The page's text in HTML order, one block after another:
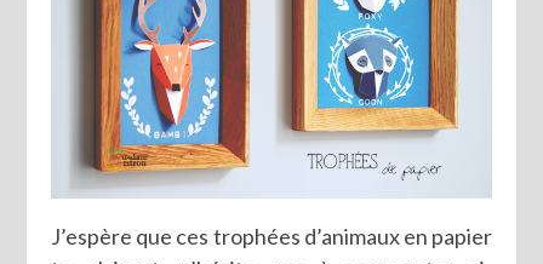
J’espère que ces trophées d’animaux en papier